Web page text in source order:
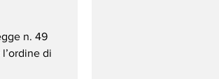
n. 49
di